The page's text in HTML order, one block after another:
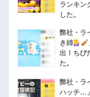
ランキン
した。
弊社・ラ
き姉
出！ちび
た。
弊社・ラ
ハッチ…